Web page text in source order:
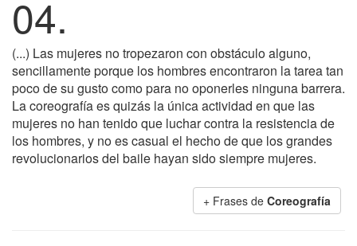
04.
(...) Las mujeres no tropezaron con obstáculo alguno,
sencillamente porque los hombres encontraron la tarea tan
poco de su gusto como para no oponerles ninguna barrera.
La coreografía es quizás la única actividad en que las
mujeres no han tenido que luchar contra la resistencia de
los hombres, y no es casual el hecho de que los grandes
revolucionarios del baile hayan sido siempre mujeres.
+ Frases de Coreografía